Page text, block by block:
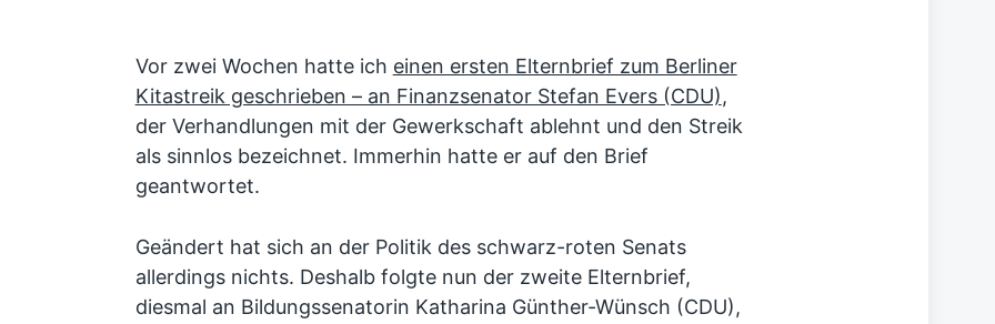
Vor zwei Wochen hatte ich einen ersten Elternbrief zum Berliner
Kitastreik geschrieben – an Finanzsenator Stefan Evers (CDU),
der Verhandlungen mit der Gewerkschaft ablehnt und den Streik
als sinnlos bezeichnet. Immerhin hatte er auf den Brief
geantwortet.
Geändert hat sich an der Politik des schwarz-roten Senats
allerdings nichts. Deshalb folgte nun der zweite Elternbrief,
diesmal an Bildungssenatorin Katharina Günther-Wünsch (CDU),